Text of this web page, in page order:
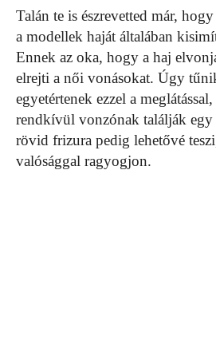
Talán te is észrevetted már,
a modellek haját általában
Ennek az oka, hogy a haj
elrejti a női vonásokat. Úgy
egyetértenek ezzel a
rendkívül vonzónak találják egy
rövid frizura pedig lehetővé
valósággal ragyogjon.